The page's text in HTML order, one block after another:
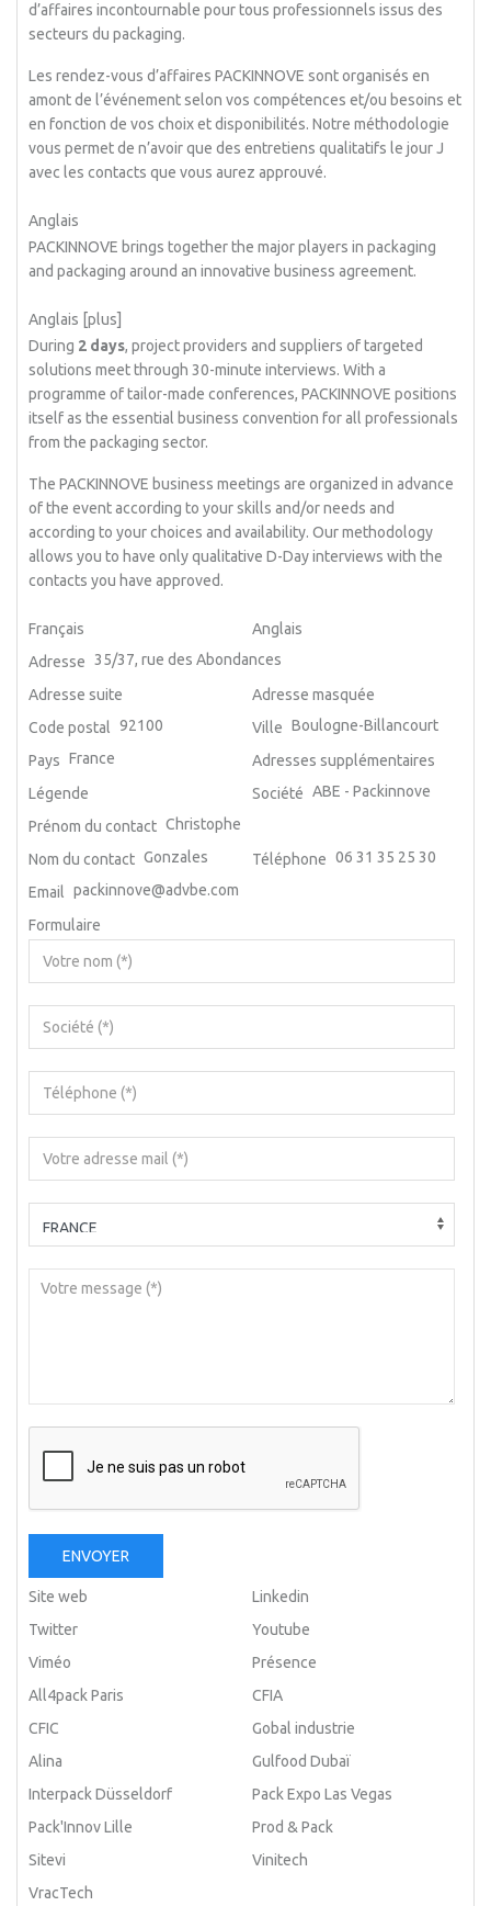
d’affaires incontournable pour tous professionnels issus des
secteurs du packaging.
Les rendez-vous d’affaires PACKINNOVE sont organisés en
amont de l’événement selon vos compétences et/ou besoins et
en fonction de vos choix et disponibilités. Notre méthodologie
vous permet de n’avoir que des entretiens qualitatifs le jour J
avec les contacts que vous aurez approuvé.
Anglais
PACKINNOVE brings together the major players in packaging
and packaging around an innovative business agreement.
Anglais [plus]
During 2 days, project providers and suppliers of targeted
solutions meet through 30-minute interviews. With a
programme of tailor-made conferences, PACKINNOVE positions
itself as the essential business convention for all professionals
from the packaging sector.
The PACKINNOVE business meetings are organized in advance
of the event according to your skills and/or needs and
according to your choices and availability. Our methodology
allows you to have only qualitative D-Day interviews with the
contacts you have approved.
Français
Anglais
Adresse 35/37, rue des Abondances
Adresse suite
Adresse masquée
Code postal 92100 Ville Boulogne-Billancourt
Pays France
Adresses supplémentaires
Légende
Société ABE - Packinnove
Prénom du contact Christophe
Nom du contact Gonzales Téléphone 06 31 35 25 30
Email packinnove@advbe.com
Formulaire
ENVOYER
Site web
Linkedin
Twitter
Youtube
Viméo
Présence
All4pack Paris
CFIA
CFIC
Gobal industrie
Alina
Gulfood Dubaï
Interpack Düsseldorf
Pack Expo Las Vegas
Pack'Innov Lille
Prod & Pack
Sitevi
Vinitech
VracTech